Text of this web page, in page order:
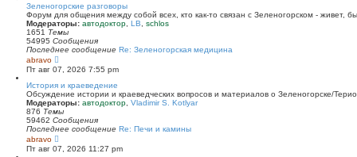
Зеленогорские разговоры
Форум для общения между собой всех, кто как-то связан с Зеленогорском - живет,
Модераторы: автодоктор LB
schlos
1651 Темы
54995 Сообщения
Последнее сообщение Re: Зеленогорская медицина
abravo
е
р
е
й
т
и
к
п
с
л
Пт авг 07, 2026 7:55 pm
История и краеведение
Обсуждение истории и краеведческих вопросов и материалов о Зеленогорске/
Модераторы: автодоктор Vladimir S. Kotlyar
876 Темы
59462 Сообщения
Последнее сообщение Re: Печи и камины
abravo
е
р
Пт авг 07, 2026 11:27 pm